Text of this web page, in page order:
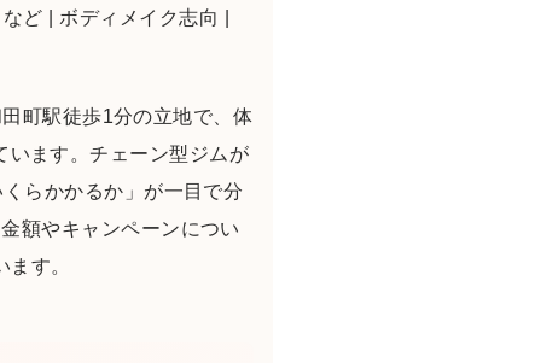
ど | ボディメイク志向 |
町駅徒歩1分の立地で、体
ます。チェーン型ジムが
らかかるか」が一目で分
額やキャンペーンについ
す。